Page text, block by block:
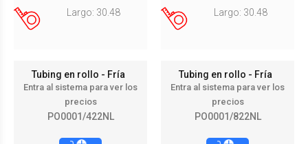
Largo: 30.48
Tubing en rollo - Fría
Entra al sistema para ver los
precios
PO0001/422NL
Largo: 30.48
Tubing en rollo - Fría
Entra al sistema para ver los
precios
PO0001/822NL